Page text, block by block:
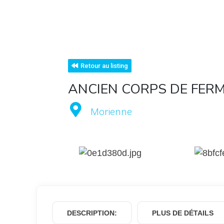
Retour au listing
ANCIEN CORPS DE
Morienne
DESCRIPTION: PLUS DE DÉTAILS